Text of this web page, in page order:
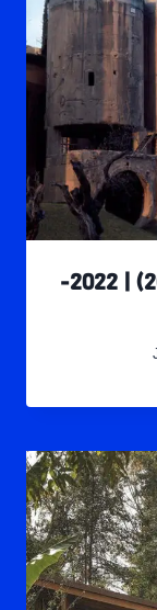
تحية: ريكاردو بوفيل (1939-2022) | 2022-